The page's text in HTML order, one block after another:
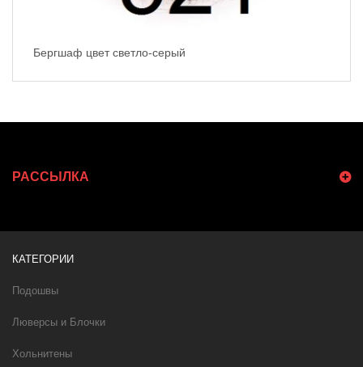
Бергшаф цвет светло-серый
РАССЫЛКА
КАТЕГОРИИ
Подошвы
Люверсы и Блочки
Хольнитены